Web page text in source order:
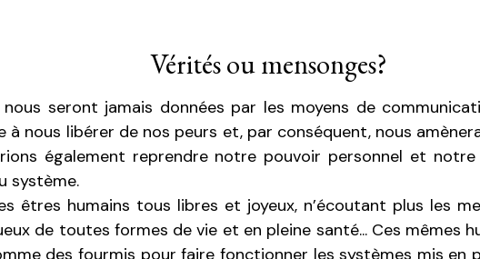
Vérités ou mensonges?
seront jamais données par les moyens de
nous libérer de nos peurs et, par conséquent, nous
également reprendre notre pouvoir personnel et
système.
êtres humains tous libres et joyeux, n’écoutant plus les
de toutes formes de vie et en pleine santé... Ces mêmes